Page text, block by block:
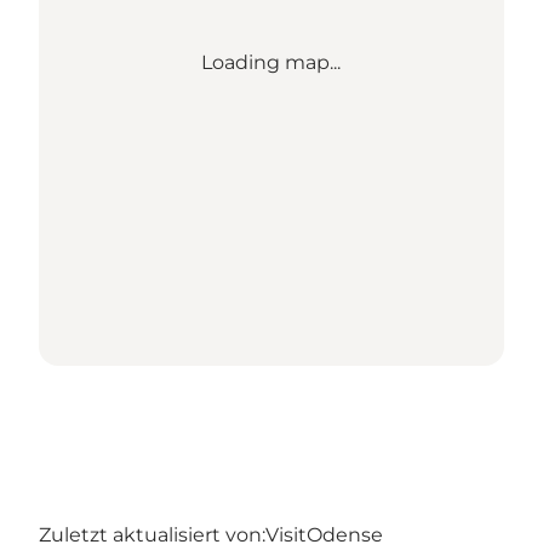
Loading map...
Zuletzt aktualisiert von:VisitOdense